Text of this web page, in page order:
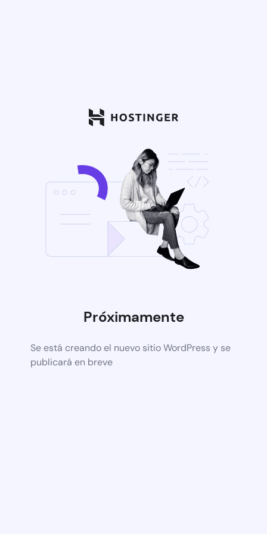
Próximamente
Se está creando el nuevo sitio WordPress y se
publicará en breve